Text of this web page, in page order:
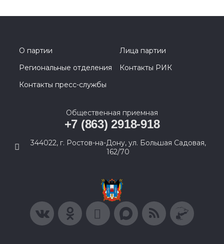
О партии
Лица партии
Региональные отделения
Контакты РИК
Контакты пресс-службы
Общественная приемная
+7 (863) 2918-918
344022, г. Ростов-на-Дону, ул. Большая Садовая,
162/70